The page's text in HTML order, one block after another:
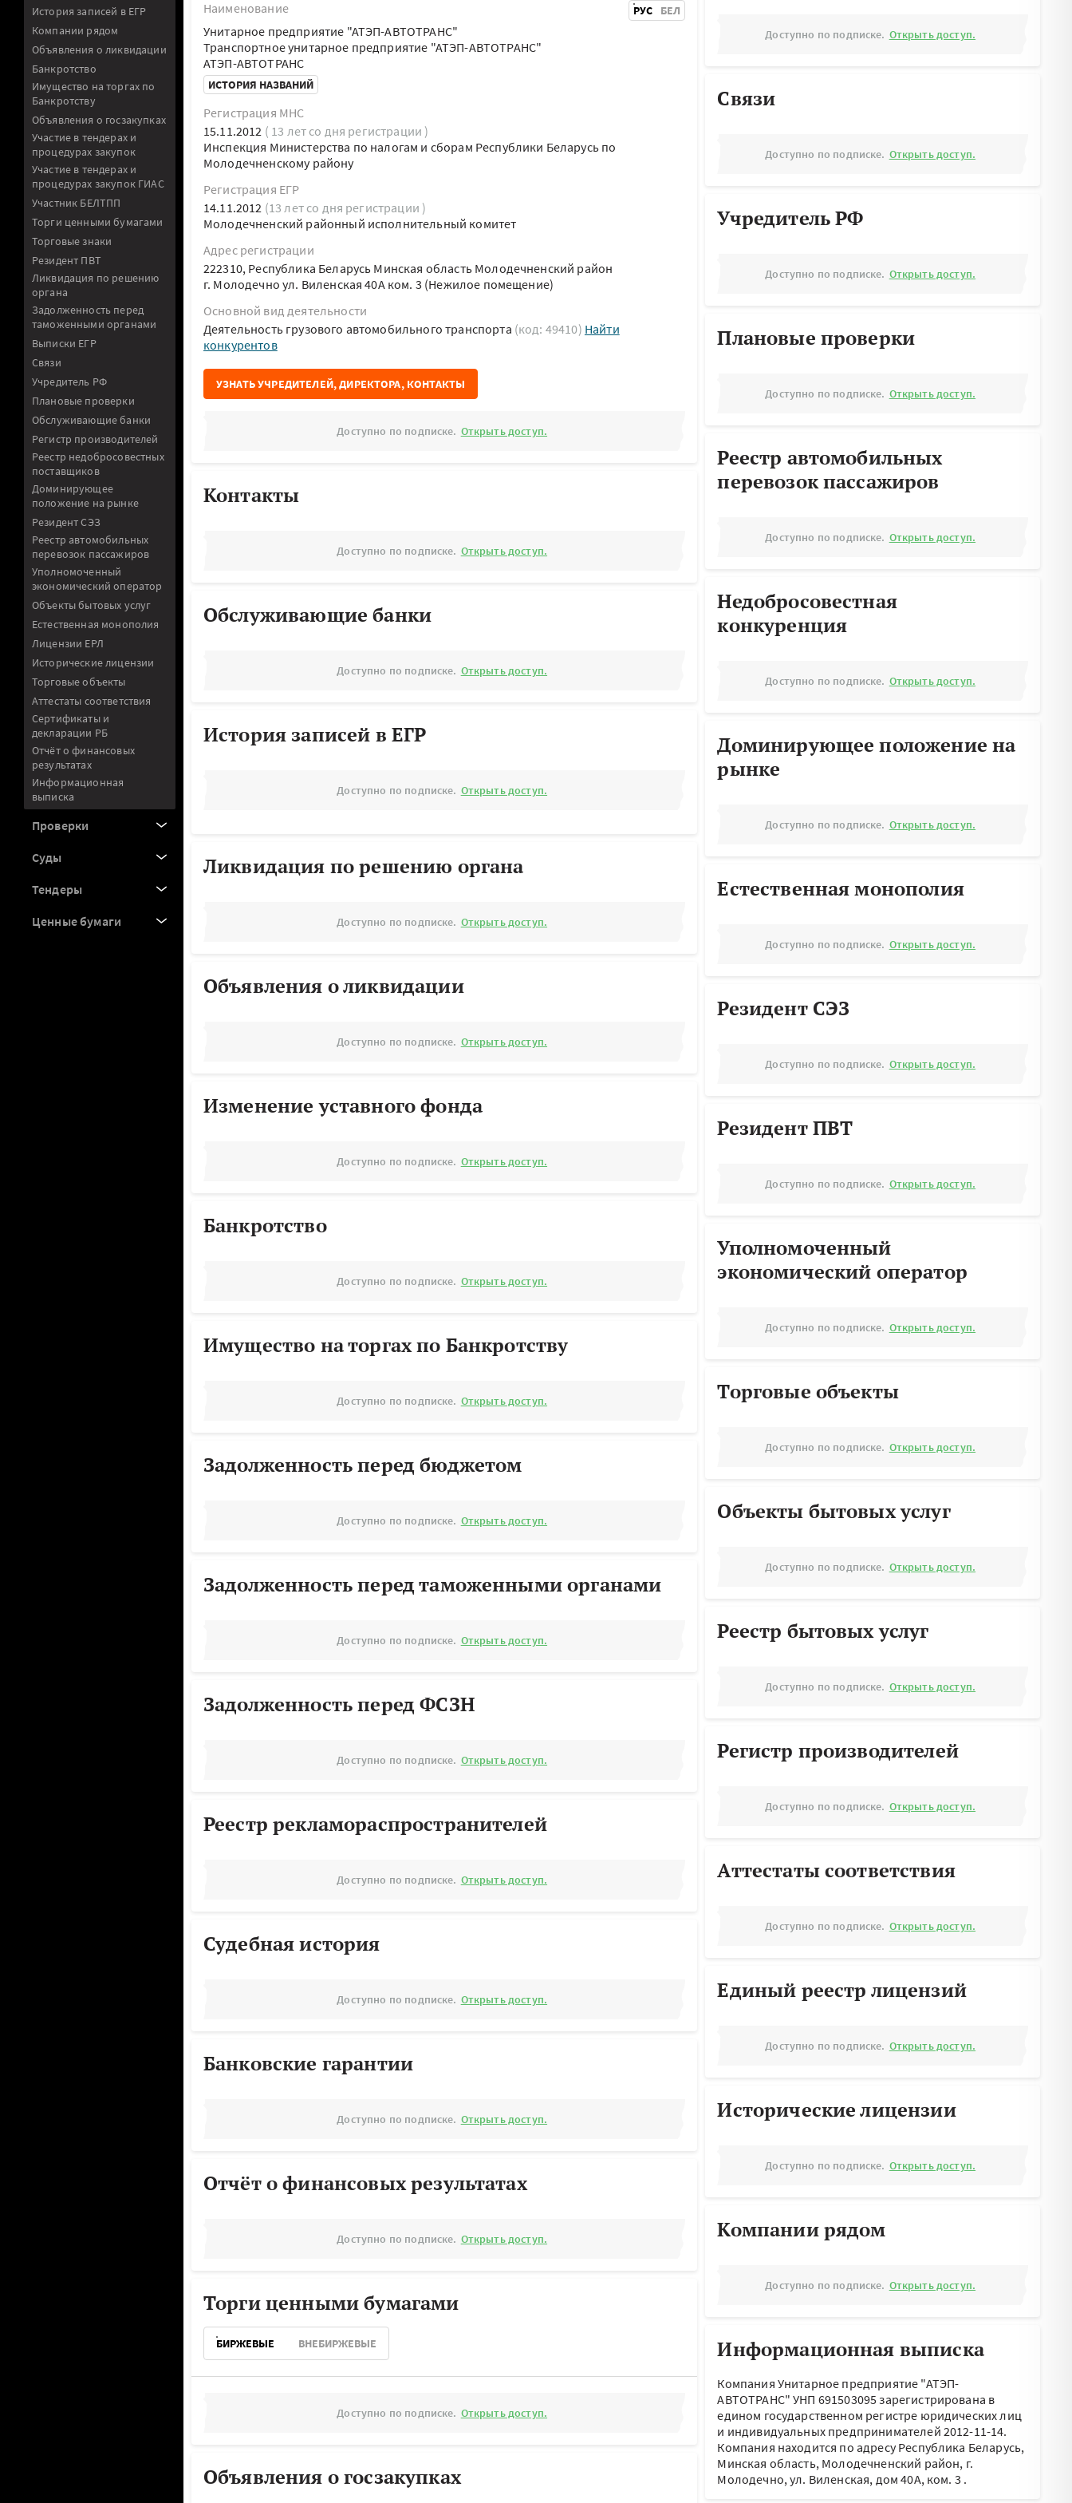
История записей в ЕГР
Компании рядом
Объявления о ликвидации
Банкротство
Имущество на торгах по
Банкротству
Объявления о госзакупках
Участие в тендерах и
процедурах закупок
Участие в тендерах и
процедурах закупок ГИАС
Участник БЕЛТПП
Торги ценными бумагами
Торговые знаки
Резидент ПВТ
Ликвидация по решению
органа
Задолженность перед
таможенными органами
Выписки ЕГР
Связи
Учредитель РФ
Плановые проверки
Обслуживающие банки
Регистр производителей
Реестр недобросовестных
поставщиков
Доминирующее
положение на рынке
Резидент СЭЗ
Реестр автомобильных
перевозок пассажиров
Уполномоченный
экономический оператор
Объекты бытовых услуг
Естественная монополия
Лицензии ЕРЛ
Исторические лицензии
Торговые объекты
Аттестаты соответствия
Сертификаты и
декларации РБ
Отчёт о финансовых
результатах
Информационная
выписка
Проверки
Суды
Тендеры
Ценные бумаги
Наименование
РУС БЕЛ
Унитарное предприятие "АТЭП-АВТОТРАНС"
Транспортное унитарное предприятие "АТЭП-АВТОТРАНС"
АТЭП-АВТОТРАНС
ИСТОРИЯ НАЗВАНИЙ
Регистрация МНС
15.11.2012 ( 13 лет со дня регистрации )
Инспекция Министерства по налогам и сборам Республики Беларусь по
Молодечненскому району
Регистрация ЕГР
14.11.2012 (13 лет со дня регистрации )
Молодечненский районный исполнительный комитет
Адрес регистрации
222310, Республика Беларусь Минская область Молодечненский район
г. Молодечно ул. Виленская 40А ком. 3 (Нежилое помещение)
Основной вид деятельности
Деятельность грузового автомобильного транспорта (код: 49410) Найти
конкурентов
УЗНАТЬ УЧРЕДИТЕЛЕЙ, ДИРЕКТОРА, КОНТАКТЫ
Доступно по подписке. Открыть доступ.
Контакты
Доступно по подписке. Открыть доступ.
Обслуживающие банки
Доступно по подписке. Открыть доступ.
История записей в ЕГР
Доступно по подписке. Открыть доступ.
Ликвидация по решению органа
Доступно по подписке. Открыть доступ.
Объявления о ликвидации
Доступно по подписке. Открыть доступ.
Изменение уставного фонда
Доступно по подписке. Открыть доступ.
Банкротство
Доступно по подписке. Открыть доступ.
Имущество на торгах по Банкротству
Доступно по подписке. Открыть доступ.
Задолженность перед бюджетом
Доступно по подписке. Открыть доступ.
Задолженность перед таможенными органами
Доступно по подписке. Открыть доступ.
Задолженность перед ФСЗН
Доступно по подписке. Открыть доступ.
Реестр рекламораспространителей
Доступно по подписке. Открыть доступ.
Судебная история
Доступно по подписке. Открыть доступ.
Банковские гарантии
Доступно по подписке. Открыть доступ.
Отчёт о финансовых результатах
Доступно по подписке. Открыть доступ.
Торги ценными бумагами
БИРЖЕВЫЕ ВНЕБИРЖЕВЫЕ
Доступно по подписке. Открыть доступ.
Объявления о госзакупках
Доступно по подписке. Открыть доступ.
Связи
Доступно по подписке. Открыть доступ.
Учредитель РФ
Доступно по подписке. Открыть доступ.
Плановые проверки
Доступно по подписке. Открыть доступ.
Реестр автомобильных
перевозок пассажиров
Доступно по подписке. Открыть доступ.
Недобросовестная
конкуренция
Доступно по подписке. Открыть доступ.
Доминирующее положение на
рынке
Доступно по подписке. Открыть доступ.
Естественная монополия
Доступно по подписке. Открыть доступ.
Резидент СЭЗ
Доступно по подписке. Открыть доступ.
Резидент ПВТ
Доступно по подписке. Открыть доступ.
Уполномоченный
экономический оператор
Доступно по подписке. Открыть доступ.
Торговые объекты
Доступно по подписке. Открыть доступ.
Объекты бытовых услуг
Доступно по подписке. Открыть доступ.
Реестр бытовых услуг
Доступно по подписке. Открыть доступ.
Регистр производителей
Доступно по подписке. Открыть доступ.
Аттестаты соответствия
Доступно по подписке. Открыть доступ.
Единый реестр лицензий
Доступно по подписке. Открыть доступ.
Исторические лицензии
Доступно по подписке. Открыть доступ.
Компании рядом
Доступно по подписке. Открыть доступ.
Информационная выписка
Компания Унитарное предприятие "АТЭП-
АВТОТРАНС" УНП 691503095 зарегистрирована в
едином государственном регистре юридических лиц
и индивидуальных предпринимателей 2012-11-14.
Компания находится по адресуРеспублика Беларусь,
Минская область, Молодечненский район, г.
Молодечно, ул. Виленская, дом 40А, ком. 3 .